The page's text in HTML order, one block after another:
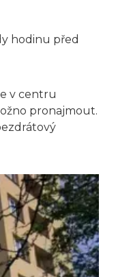
hodinu před
v centru
pronajmout.